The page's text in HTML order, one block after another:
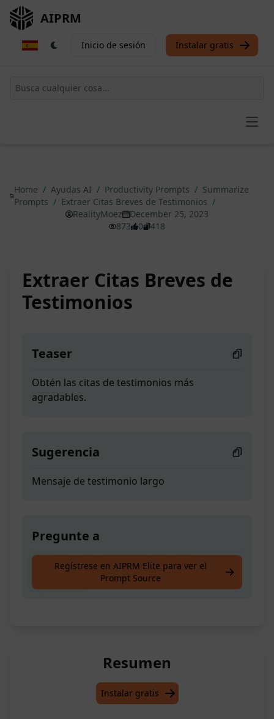
AIPRM
Inicio de sesión Instalar gratis
Home / Ayudas AI / Productivity Prompts / Summarize
Prompts / Extraer Citas Breves de Testimonios /
RealityMoez
December 25, 2023
873
0 418
Extraer Citas Breves de
Testimonios
Teaser
Obtén las citas de testimonios más
agradables.
Sugerencia
Mensaje de testimonio largo
Pregunte a
Obtén las citas de testimonios más
Regístrese en AIPRM Elite para ver el
Prompt Source
Resumen
Instalar gratis